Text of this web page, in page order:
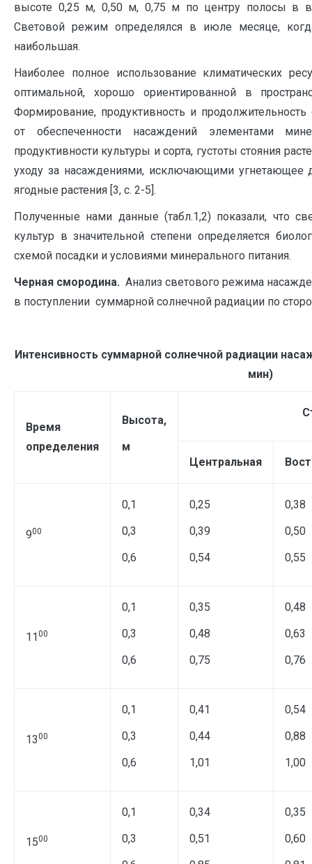
высоте 0,25 м, 0,50 м, 0,75 м по центру полосы в
Световой режим определялся в июле месяце,
наибольшая.
Наиболее полное использование климатических
оптимальной, хорошо ориентированной в
Формирование, продуктивность и
от обеспеченности насаждений элементами
продуктивности культуры и сорта, густоты стояния
уходу за насаждениями, исключающими угнетающее
ягодные растения [3, с. 2-5].
Полученные нами данные (табл.1,2) показали, что
культур в значительной степени определяется
схемой посадки и условиями минерального питания.
Черная смородина. Анализ светового режима
в поступлении суммарной солнечной радиации по
Интенсивность суммарной солнечной радиации
мин)
Время
определения
Высота,
м
Центральная
900
0,1
0,3
0,6
0,25
0,39
0,54
0,38
0,50
0,55
1100
0,1
0,3
0,6
0,35
0,48
0,75
0,48
0,63
0,76
1300
0,1
0,3
0,6
0,41
0,44
1,01
0,54
0,88
1,00
1500
0,1
0,3
0,34
0,51
0,35
0,60